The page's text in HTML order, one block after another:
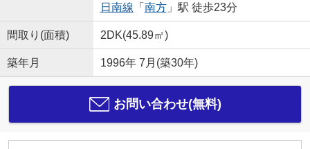
日南線 「 南方」駅 徒歩23分
間取り(面積) 2DK(45.89㎡)
築年月 1996年 7月(築30年)
お問い合わせ(無料)